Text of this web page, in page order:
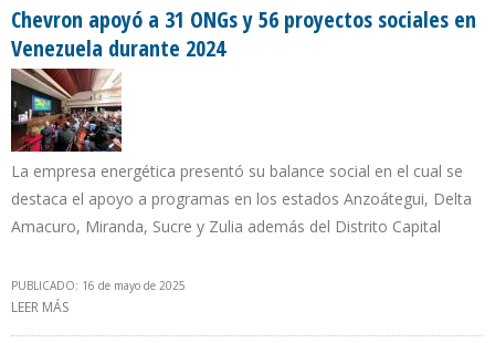
Chevron apoyó a 31 ONGs y 56 proyectos sociales en
Venezuela durante 2024
La empresa energética presentó su balance social en el cual se
destaca el apoyo a programas en los estados Anzoátegui, Delta
Amacuro, Miranda, Sucre y Zulia además del Distrito Capital
PUBLICADO: 16 de mayo de 2025
LEER MÁS